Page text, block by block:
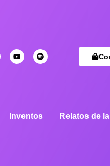
Inventos Relatos de